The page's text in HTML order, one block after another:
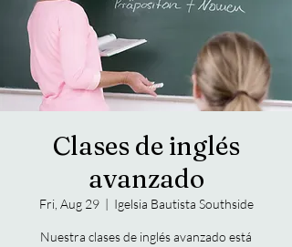
Clases de inglés
avanzado
Fri, Aug 29
  |
Igelsia Bautista Southside
Nuestra clases de inglés avanzado está